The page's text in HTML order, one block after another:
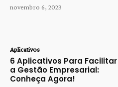
novembro 6, 2023
Aplicativos
6 Aplicativos Para Facilitar
a Gestão Empresarial:
Conheça Agora!